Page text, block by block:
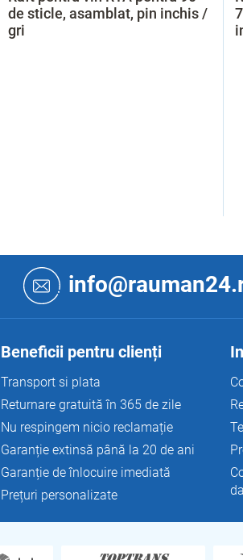
de sticle, asamblat, pin inchis /
gri
Beneficii pentru clienți
Transport si plata
Returnare gratuită în 365 de zile
Nu respingem nicio reclamație
Garanție extinsă până la 20 de ani
Garanție de înlocuire imediată
Prețuri personalizate